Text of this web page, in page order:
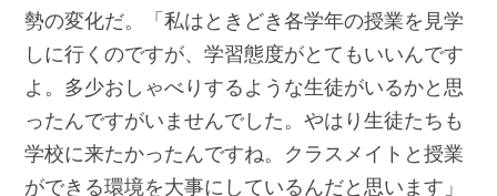
勢の変化だ。「私はときどき各学年の授業を見学
しに行くのですが、学習態度がとてもいいんです
よ。多少おしゃべりするような生徒がいるかと思
ったんですがいませんでした。やはり生徒たちも
学校に来たかったんですね。クラスメイトと授業
ができる環境を大事にしているんだと思います」